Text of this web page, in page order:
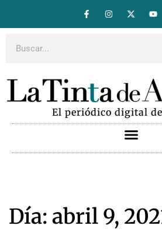
El periódico digital
Día: abril 9,